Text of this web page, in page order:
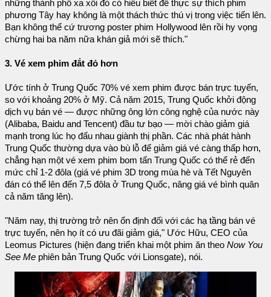
những thành phố xa xôi đó có hiểu biết để thực sự thích phim
phương Tây hay không là một thách thức thú vị trong việc tiến lên.
Bạn không thể cứ trương poster phim Hollywood lên rồi hy vọng
chừng hai ba năm nữa khán giả mới sẽ thích."
3. Vé xem phim đắt đỏ hơn
Ước tính ở Trung Quốc 70% vé xem phim được bán trực tuyến,
so với khoảng 20% ở Mỹ. Cả năm 2015, Trung Quốc khởi động
dịch vụ bán vé — được những ông lớn công nghệ của nước này
(Alibaba, Baidu and Tencent) đầu tư bạo — mời chào giảm giá
mạnh trong lúc họ đấu nhau giành thị phần. Các nhà phát hành
Trung Quốc thường dựa vào bù lỗ để giảm giá vé càng thấp hơn,
chẳng hạn một vé xem phim bom tấn Trung Quốc có thể rẻ đến
mức chỉ 1-2 đôla (giá vé phim 3D trong mùa hè và Tết Nguyên
đán có thể lên đến 7,5 đôla ở Trung Quốc, nâng giá vé bình quân
cả năm tăng lên).
"Năm nay, thị trường trở nên ổn định đối với các hạ tầng bán vé
trực tuyến, nên họ ít có ưu đãi giảm giá," Ước Hữu, CEO của
Leomus Pictures (hiện đang triển khai một phim ăn theo Now You
See Me phiên bản Trung Quốc với Lionsgate), nói.